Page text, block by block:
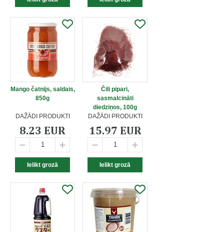
Mango čatnijs, saldais,
850g
DAŽĀDI PRODUKTI
8.23 EUR
Čili pipari,
sasmalcināti
diedziņos, 100g
DAŽĀDI PRODUKTI
15.97 EUR